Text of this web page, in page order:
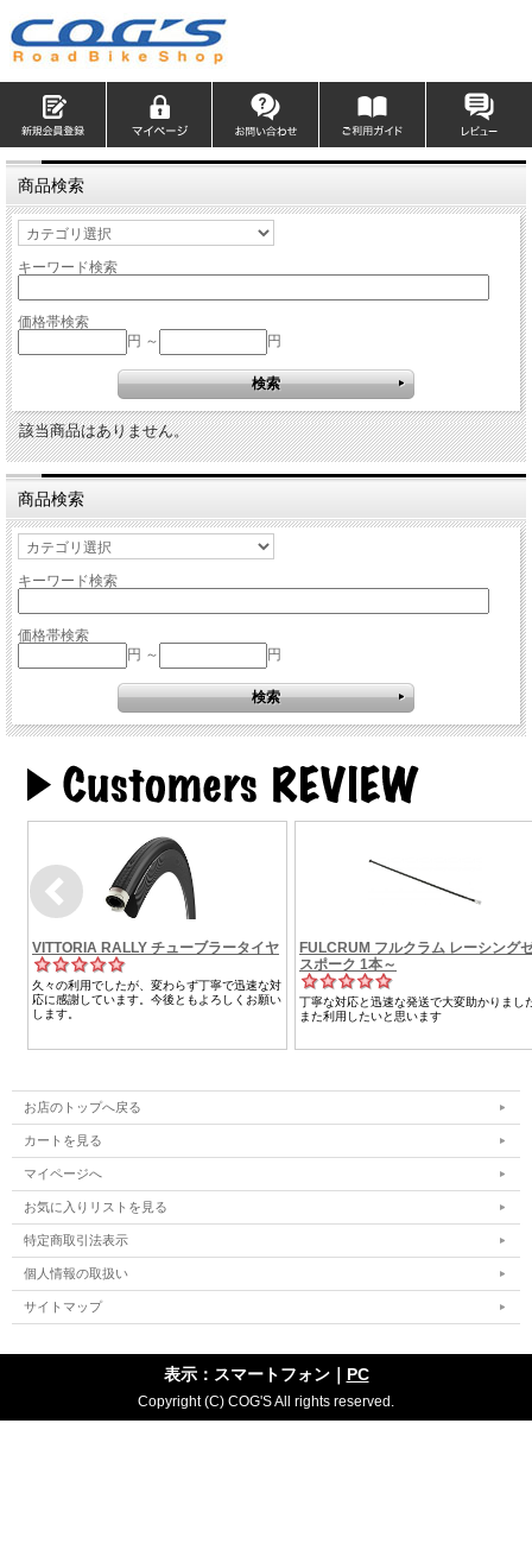
商品検索
キーワード検索
価格帯検索
円 ～
円
該当商品はありません。
商品検索
キーワード検索
価格帯検索
円 ～
円
お店のトップへ戻る
カートを見る
マイページへ
お気に入りリストを見る
特定商取引法表示
個人情報の取扱い
サイトマップ
表示：スマートフォン｜ PC
Copyright (C) COG'S All rights reserved.